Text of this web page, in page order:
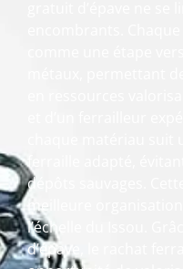
ferraille adapté,
dépôts sauvages.
meilleure
l’échelle du Issou.
d’épave, le rachat